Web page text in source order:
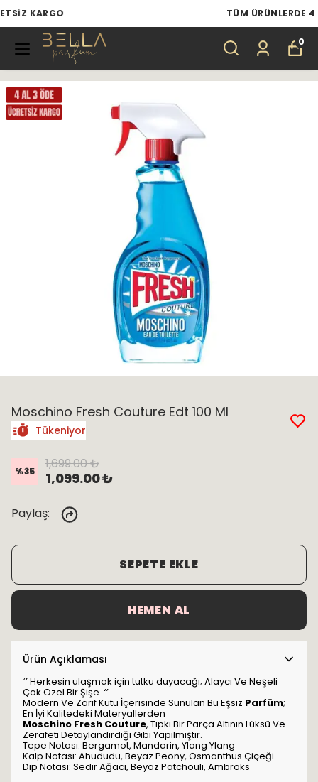
TÜM ÜRÜNLERDE 4 AL 3 ÖDE
0
Moschino Fresh Couture Edt 100 Ml
Tükeniyor
%35 1,699.00 ₺
1,099.00 ₺
Paylaş:
SEPETE EKLE
HEMEN AL
Ürün Açıklaması
‘’Herkesin ulaşmak için tutku duyacağı; Alaycı Ve Neşeli
Çok Özel Bir Şişe. ‘’
Modern Ve Zarif Kutu İçerisinde Sunulan Bu Eşsiz Parfüm;
En İyi Kalitedeki Materyallerden
Moschino Fresh Couture, Tıpkı Bir Parça Altının Lüksü Ve
Zerafeti Detaylandırdığı Gibi Yapılmıştır.
Tepe Notası: Bergamot, Mandarin, Ylang Ylang
Kalp Notası: Ahududu, Beyaz Peony, Osmanthus Çiçeği
Dip Notası: Sedir Ağacı, Beyaz Patchouli, Ambroks